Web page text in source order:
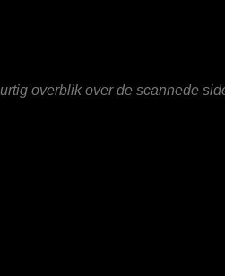
overblik over de scannede